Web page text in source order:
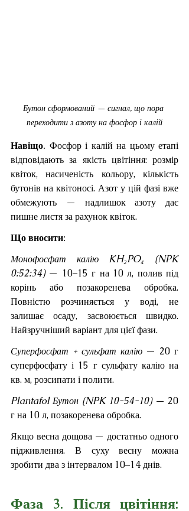
Бутон сформований — сигнал, що пора
переходити з азоту на фосфор і калій
Навіщо. Фосфор і калій на цьому етапі
відповідають за якість цвітіння: розмір
квіток, насиченість кольору, кількість
бутонів на квітоносі. Азот у цій фазі вже
обмежують — надлишок азоту дає
пишне листя за рахунок квіток.
Що вносити:
Монофосфат калію KH₂PO₄ (NPK
0:52:34) — 10–15 г на 10 л, полив під
корінь або позакоренева обробка.
Повністю розчиняється у воді, не
залишає осаду, засвоюється швидко.
Найзручніший варіант для цієї фази.
Суперфосфат + сульфат калію — 20 г
суперфосфату і 15 г сульфату калію на
кв. м, розсипати і полити.
Plantafol Бутон (NPK 10-54-10) — 20
г на 10 л, позакоренева обробка.
Якщо весна дощова — достатньо одного
підживлення. В суху весну можна
зробити два з інтервалом 10–14 днів.
Фаза 3. Після цвітіння: